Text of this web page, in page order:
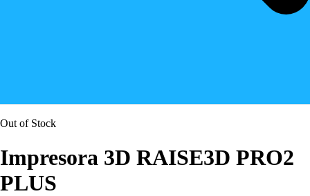
Out of Stock
Impresora 3D RAISE3D PRO2
PLUS